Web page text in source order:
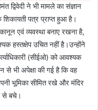
द्विवेदी ने भी मामले का संज्ञान
पत्र प्राप्त हुआ है।
एवं व्यवस्था बनाए रखना है,
हस्तक्षेप उचित नहीं है।उन्होंने
(सीईओ) को आवश्यक
से भी अपेक्षा की गई है कि वह
भूमिका सीमित रखे और मंदिर
से बचे।